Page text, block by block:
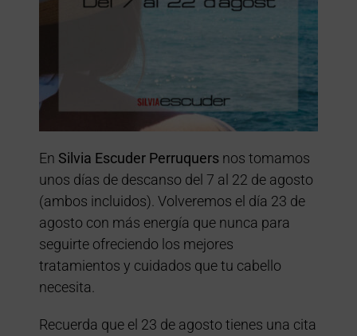
En Silvia Escuder Perruquers nos tomamos
unos días de descanso del 7 al 22 de agosto
(ambos incluidos). Volveremos el día 23 de
agosto con más energía que nunca para
seguirte ofreciendo los mejores
tratamientos y cuidados que tu cabello
necesita.
Recuerda que el 23 de agosto tienes una cita